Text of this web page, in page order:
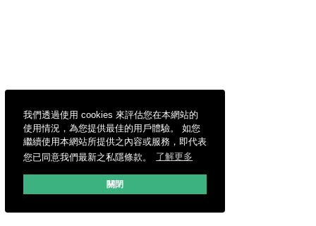
我們透過使用 cookies 來評估您在本網站的
使用情況，為您提供最佳的用戶體驗。 如您
繼續使用本網站所提供之內容或服務，即代表
您已同意我們最新之私隱條款。
了解更多
關閉